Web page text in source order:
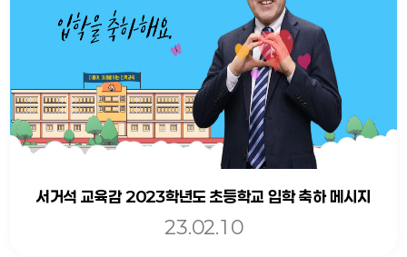
서거석 교육감 2023학년도 초등학교 입학 축하 메시지
23.02.10